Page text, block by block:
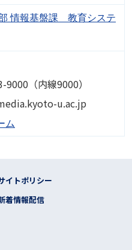
情報基盤課 教育システ
（内線9000）
u.ac.jp
ム
イトポリシー
着情報配信